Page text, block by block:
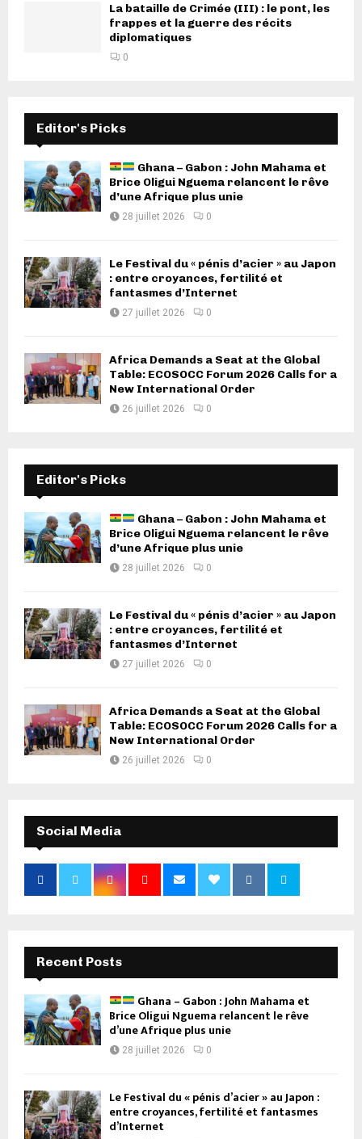
La bataille de Crimée (III) : le pont, les
frappes et la guerre des récits
diplomatiques
0
Editor's Picks
Ghana – Gabon : John Mahama et
Brice Oligui Nguema relancent le rêve
d’une Afrique plus unie
28 juillet 2026 0
Le Festival du « pénis d’acier » au Japon
: entre croyances, fertilité et
fantasmes d’Internet
27 juillet 2026 0
Africa Demands a Seat at the Global
Table: ECOSOCC Forum 2026 Calls for a
New International Order
26 juillet 2026 0
Editor's Picks
Ghana – Gabon : John Mahama et
Brice Oligui Nguema relancent le rêve
d’une Afrique plus unie
28 juillet 2026 0
Le Festival du « pénis d’acier » au Japon
: entre croyances, fertilité et
fantasmes d’Internet
27 juillet 2026 0
Africa Demands a Seat at the Global
Table: ECOSOCC Forum 2026 Calls for a
New International Order
26 juillet 2026 0
Social Media
Recent Posts
Ghana – Gabon : John Mahama et
Brice Oligui Nguema relancent le rêve
d’une Afrique plus unie
28 juillet 2026 0
Le Festival du « pénis d’acier » au Japon :
entre croyances, fertilité et fantasmes
d’Internet